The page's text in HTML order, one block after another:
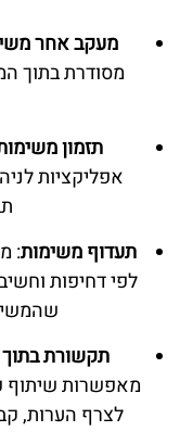
מעקב אחר
מסודרת בתוך
תזמון
אפליקציות
תעדוף משימות:
לפי דחיפות
תקשורת בתוך
מאפשרות שיתוף
לצרף הערות,